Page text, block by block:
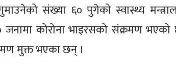
संख्या ६० पुगेको स्वास्थ्य
कोरोना भाइरसको संक्रमण भएको
मुक्त भएका छन् ।